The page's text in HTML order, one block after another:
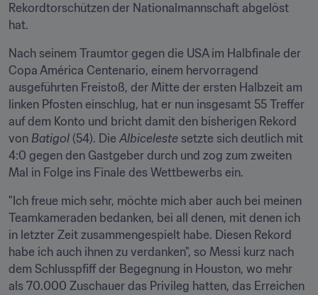
Rekordtorschützen der Nationalmannschaft abgelöst
hat.
Nach seinem Traumtor gegen die USA im Halbfinale der
Copa América Centenario, einem hervorragend
ausgeführten Freistoß, der Mitte der ersten Halbzeit am
linken Pfosten einschlug, hat er nun insgesamt 55 Treffer
auf dem Konto und bricht damit den bisherigen Rekord
von Batigol (54). Die Albiceleste setzte sich deutlich mit
4:0 gegen den Gastgeber durch und zog zum zweiten
Mal in Folge ins Finale des Wettbewerbs ein.
"Ich freue mich sehr, möchte mich aber auch bei meinen
Teamkameraden bedanken, bei all denen, mit denen ich
in letzter Zeit zusammengespielt habe. Diesen Rekord
habe ich auch ihnen zu verdanken", so Messi kurz nach
dem Schlusspfiff der Begegnung in Houston, wo mehr
als 70.000 Zuschauer das Privileg hatten, das Erreichen